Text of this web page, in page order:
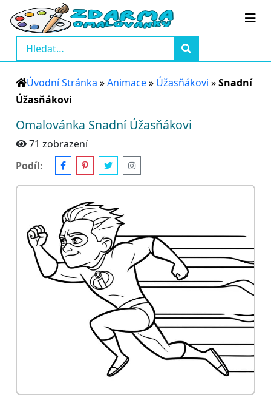
Úvodní Stránka »Animace» Úžasňákovi »Snadní
Úžasňákovi
Omalovánka Snadní Úžasňákovi
71 zobrazení
Podíl: